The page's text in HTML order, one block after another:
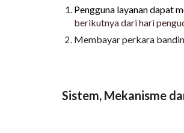
Pengguna layanan dapat
berikutnya dari hari
Membayar perkara
Sistem, Mekanisme